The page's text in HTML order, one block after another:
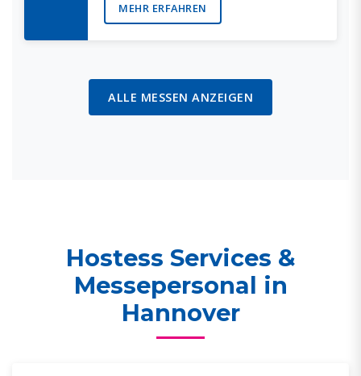
MEHR ERFAHREN
ALLE MESSEN ANZEIGEN
Hostess Services &
Messepersonal in
Hannover